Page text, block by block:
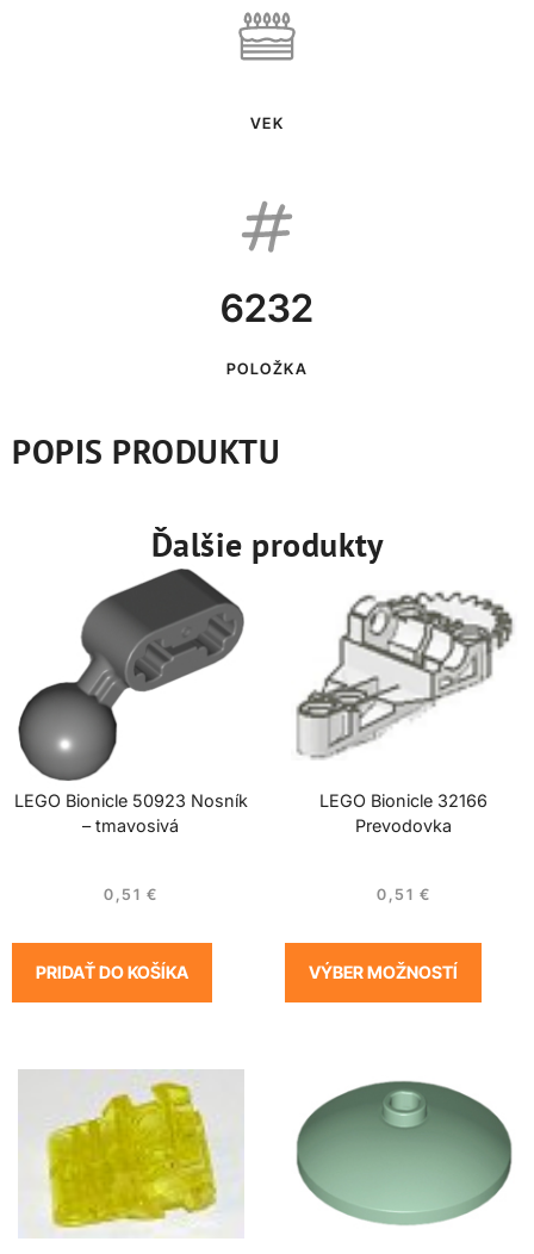
VEK
6232
POLOŽKA
POPIS PRODUKTU
Ďalšie produkty
LEGO Bionicle 50923 Nosník
– tmavosivá
0,51 €
PRIDAŤ DO KOŠÍKA
LEGO Bionicle 32166
Prevodovka
0,51 €
VÝBER MOŽNOSTÍ